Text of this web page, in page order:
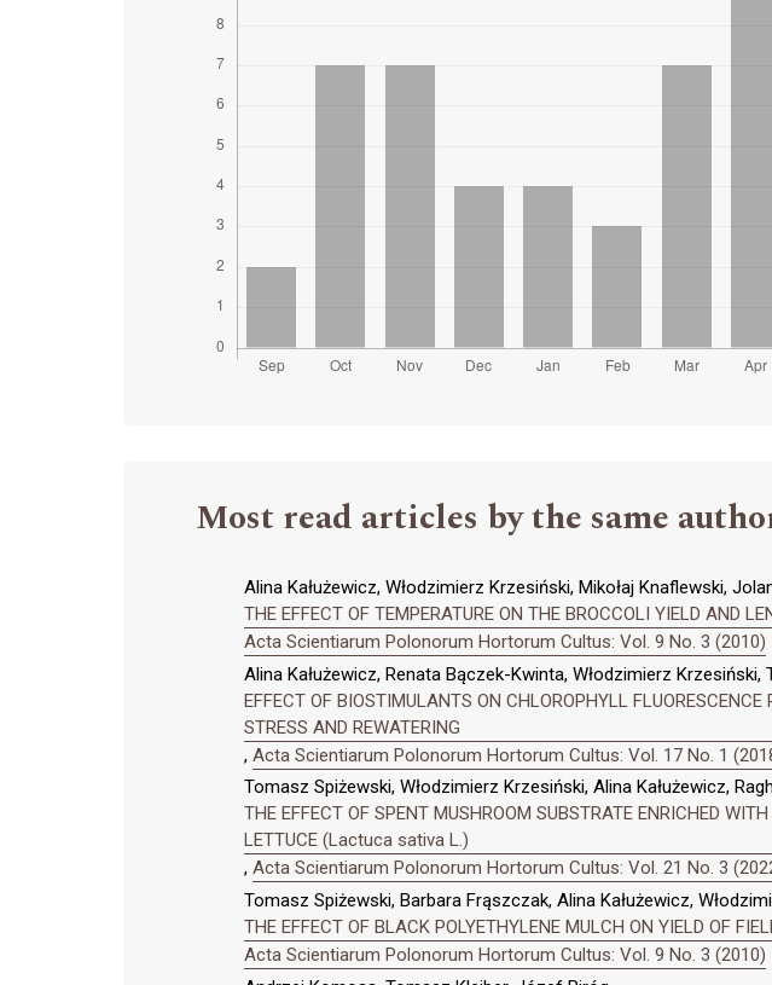
Most read articles by the same
Alina Kałużewicz, Włodzimierz Krzesiński, Mikołaj Knaflewski,
THE EFFECT OF TEMPERATURE ON THE BROCCOLI YIELD AND
Acta Scientiarum Polonorum Hortorum Cultus: Vol. 9 No. 3 (2010)
Alina Kałużewicz, Renata Bączek-Kwinta, Włodzimierz
EFFECT OF BIOSTIMULANTS ON CHLOROPHYLL
STRESS AND REWATERING
, Acta Scientiarum Polonorum Hortorum Cultus: Vol. 17 No. 1
Tomasz Spiżewski, Włodzimierz Krzesiński, Alina Kałużewicz,
THE EFFECT OF SPENT MUSHROOM SUBSTRATE ENRICHED
LETTUCE (Lactuca sativa L.)
, Acta Scientiarum Polonorum Hortorum Cultus: Vol. 21 No. 3
Tomasz Spiżewski, Barbara Frąszczak, Alina Kałużewicz,
THE EFFECT OF BLACK POLYETHYLENE MULCH ON YIELD OF
Acta Scientiarum Polonorum Hortorum Cultus: Vol. 9 No. 3 (2010)